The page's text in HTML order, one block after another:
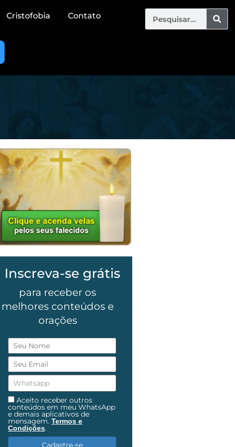
Cristofobia Contato
Inscreva-se grátis
para receber os
melhores conteúdos e
orações
Aceito receber outros
conteúdos em meu WhatsApp
e demais aplicativos de
mensagem. Termos e
Condições.
Cadastre-se